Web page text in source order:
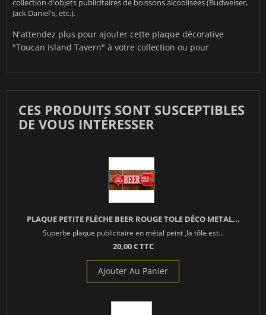
collection d'objets publicitaires de boissons alcoolisées (Budweiser,
Jack Daniel's, etc.).
N'attendez plus pour ajouter cette plaque décorative
"Toucan Island Tavern" à votre collection ou pour
CES PRODUITS SONT SUSCEPTIBLES
DE VOUS INTÉRESSER
PLAQUE PETITE FLÈCHE BEER ROUGE TOLE DÉCO METAL...
Superbe plaque publicitaire en métal peint ,la tôle est...
20,00 € TTC
Ajouter Au Panier